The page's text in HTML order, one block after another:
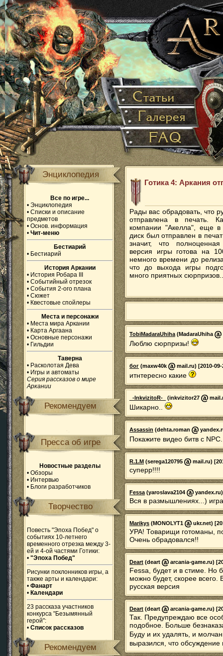
Энциклопедия
Все по игре...
• Энциклопедия
• Списки и описание
предметов
• Основ. информация
• Чит-меню
Бестиарий
• Бестиарий
История Аркании
• История Робара III
• Событийный отрезок
• События 2-ого плана
• Сюжет
• Квестовые спойлеры
Места и персонажи
• Места мира Аркании
• Карта Аргаана
• Основные персонажи
• Гильдии
Таверна
• Расколотая Дева
• Игры и автоматы
Серия рассказов о мире
Аркании
Рекомендуем
Пресса об игре
Новостные разделы
• Обзоры
• Интервью
• Блоги разработчиков
Творчество
Повесть "Эпоха Побед" о
событиях 10-летнего
временного отрезка между 3-
ей и 4-ой частями Готики:
• "Эпоха Побед"
Рисунки поклонников игры, а
также арты и календари:
• Фанарт
• Календари
23 рассказа участников
конкурса "Безымянный
герой":
• Список рассказов
Рекомендуем
Готика 4: Аркания
Рады вас обрадовать, что
отправлена в печать.
компании "Акелла", еще в
диск был отправлен в
значит, что
версия игры готова на
немного времени до
что до выхода игры
много приятных
TobiMadaraUhiha(MadaraUhiha
Люблю сюрпризы!
бог (maxw40k mail.ru) [2010-
итнтересно какие
_-InkvizitoR-_ (inkvizitor27
Шикарно..
Assassin (dehta.roman
Покажите видео битв с
R.1.M (serega120795 mail.ru)
суперр!!!!
Fessa(yaroslava2104
Вся в размышлениях...)
Marikys (MONOLYT1 ukr.net)
УРА! Товарищи готоманы,
Очень обрадовался!!
Deart (deart arcania-game.ru)
Fessa, будет и в стиме. Но
можно будет, скорее всего.
русская версия
Deart (deart arcania-game.ru)
Так. Предупреждаю все
подобное. Больше
Буду и их удалять, и
выразился, что